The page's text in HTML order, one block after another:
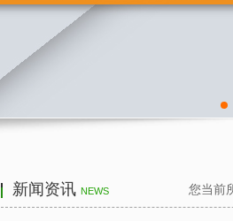
新闻资讯 NEWS 您当前